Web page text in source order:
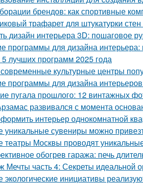
брендов: как спортивные
трафарет для штукатурки
дизайн интерьера 3D: пошаговое
программы для дизайна
лучших программ 2025 года
культурные центры
программы для дизайна
пугала прошлого: 12 винтажных
развивался с момента
интерьер однокомнатной
уникальные сувениры можно
театры Москвы проводят
обогрев гаража: печь
Мечты часть 4: Секреты идеальной
экологические инициативы